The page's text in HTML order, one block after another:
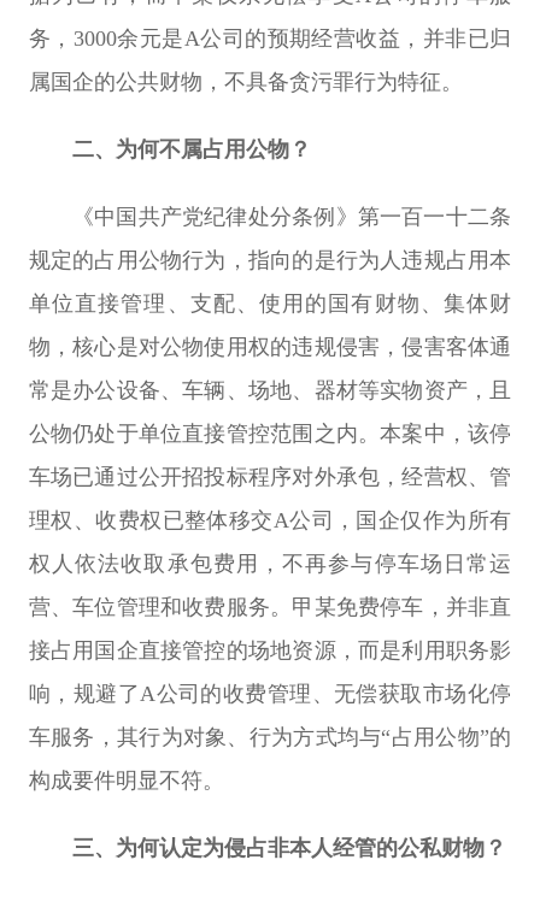
务，3000余元是A公司的预期经营收益，并非已归
属国企的公共财物，不具备贪污罪行为特征。
二、为何不属占用公物？
《中国共产党纪律处分条例》第一百一十二条
规定的占用公物行为，指向的是行为人违规占用本
单位直接管理、支配、使用的国有财物、集体财
物，核心是对公物使用权的违规侵害，侵害客体通
常是办公设备、车辆、场地、器材等实物资产，且
公物仍处于单位直接管控范围之内。本案中，该停
车场已通过公开招投标程序对外承包，经营权、管
理权、收费权已整体移交A公司，国企仅作为所有
权人依法收取承包费用，不再参与停车场日常运
营、车位管理和收费服务。甲某免费停车，并非直
接占用国企直接管控的场地资源，而是利用职务影
响，规避了A公司的收费管理、无偿获取市场化停
车服务，其行为对象、行为方式均与“占用公物”的
构成要件明显不符。
三、为何认定为侵占非本人经管的公私财物？